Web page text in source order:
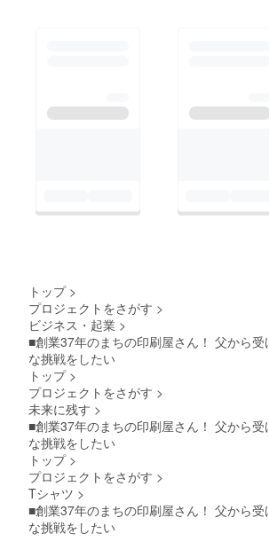
トップ >
プロジェクトをさがす >
ビジネス・起業 >
■創業37年のまちの印刷屋さん！ 父から受
な挑戦をしたい
トップ >
プロジェクトをさがす >
未来に残す >
■創業37年のまちの印刷屋さん！ 父から受
な挑戦をしたい
トップ >
プロジェクトをさがす >
Tシャツ >
■創業37年のまちの印刷屋さん！ 父から受
な挑戦をしたい